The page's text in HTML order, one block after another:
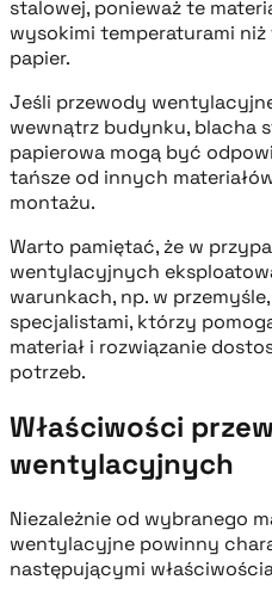
stalowej, ponieważ te
wysokimi temperaturami
papier.
Jeśli przewody
wewnątrz budynku, blacha
papierowa mogą być
tańsze od innych
montażu.
Warto pamiętać, że w
wentylacyjnych
warunkach, np. w
specjalistami, którzy
materiał i rozwiązanie
potrzeb.
Właściwości
wentylacyjnych
Niezależnie od wybranego
wentylacyjne powinny
następującymi